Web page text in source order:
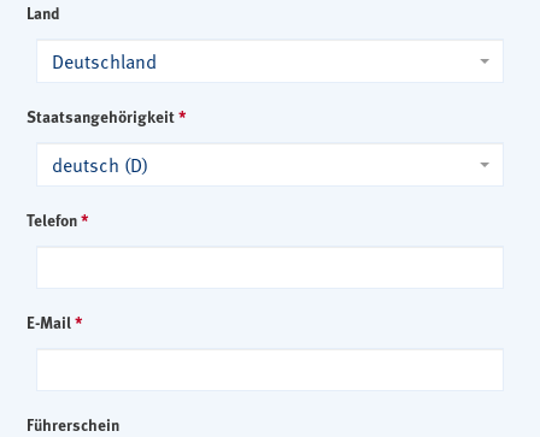
Land
Deutschland
Staatsangehörigkeit*
deutsch (D)
Telefon*
E-Mail*
Führerschein